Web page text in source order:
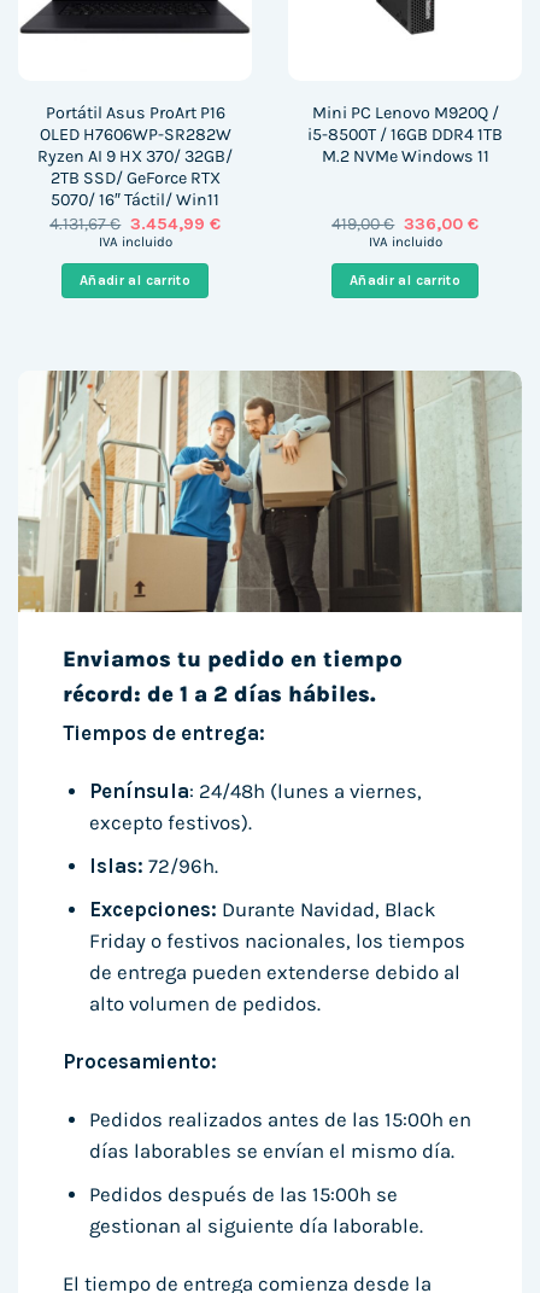
Portátil Asus ProArt P16
OLED H7606WP-SR282W
Ryzen AI 9 HX 370/ 32GB/
2TB SSD/ GeForce RTX
5070/ 16″ Táctil/ Win11
4.131,67€ El
precio
era:
4.131,67 €.
3.454,99 €El
IVA incluido
Añadir al carrito
Mini PC Lenovo M920Q /
i5-8500T / 16GB DDR4 1TB
M.2 NVMe Windows 11
419,00€ El
precio
era:
419,00 €.
336,00 €El
es:
336,00
IVA incluido
Añadir al carrito
Enviamos tu pedido en tiempo
récord: de 1 a 2 días hábiles.
Tiempos de entrega:
Península: 24/48h (lunes a viernes,
excepto festivos).
Islas: 72/96h.
Excepciones: Durante Navidad, Black
Friday o festivos nacionales, los tiempos
de entrega pueden extenderse debido al
alto volumen de pedidos.
Procesamiento:
Pedidos realizados antes de las 15:00h en
días laborables se envían el mismo día.
Pedidos después de las 15:00h se
gestionan al siguiente día laborable.
El tiempo de entrega comienza desde la